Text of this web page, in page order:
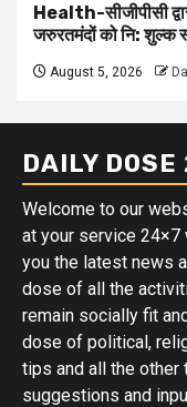
Health-सीजीपीसी
जरुरतमंदों को नि: शुल्क
August 5, 2026
DAILY
Welcome to our
at your service 24×7
you the latest news
dose of all the
remain socially fit
dose of political,
tips and all the other
suggestions and